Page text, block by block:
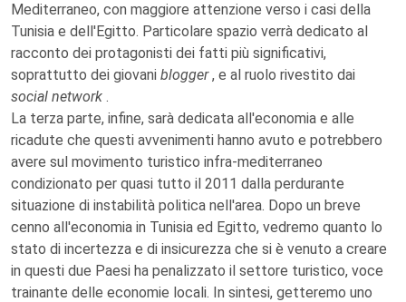
Mediterraneo, con maggiore attenzione verso i casi della
Tunisia e dell'Egitto. Particolare spazio verrà dedicato al
racconto dei protagonisti dei fatti più significativi,
soprattutto dei giovani blogger, e al ruolo rivestito dai
social network .
La terza parte, infine, sarà dedicata all'economia e alle
ricadute che questi avvenimenti hanno avuto e potrebbero
avere sul movimento turistico infra-mediterraneo
condizionato per quasi tutto il 2011 dalla perdurante
situazione di instabilità politica nell'area. Dopo un breve
cenno all'economia in Tunisia ed Egitto, vedremo quanto lo
stato di incertezza e di insicurezza che si è venuto a creare
in questi due Paesi ha penalizzato il settore turistico, voce
trainante delle economie locali. In sintesi, getteremo uno